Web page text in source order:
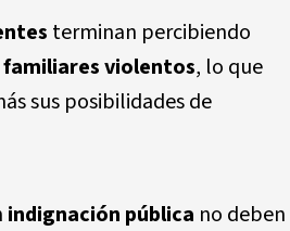
terminan percibiendo
violentos, lo que
sus posibilidades de
indignación pública no deben